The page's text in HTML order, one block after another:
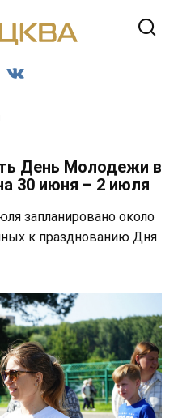
День Молодежи в
30 июня – 2 июля
запланировано около
к празднованию Дня